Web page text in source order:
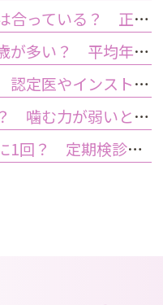
あなたの歯みがきのやり方は合っている？ 正しい歯みがき方法と間違った方法
大人の歯が抜けるのって何歳が多い？ 平均年齢と原因について
歯医者の認定医ってなに？ 認定医やインストラクターの資格を持つ歯医者のメリット
噛む力があるメリットって？ 噛む力が弱いとどうなるの？
歯科検診の頻度って何ヶ月に1回？ 定期検診って何するの？